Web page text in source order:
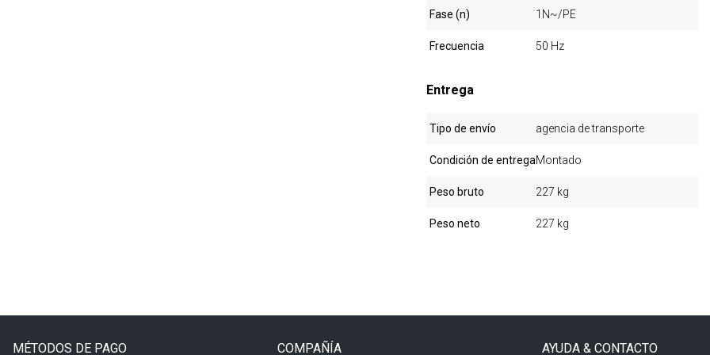
Fase (n) 1N~/PE
Frecuencia 50 Hz
Entrega
Tipo de envío agencia de transporte
Condición de entregaMontado
Peso bruto 227 kg
Peso neto 227 kg
MÉTODOS DE PAGO COMPAÑÍA AYUDA & CONTACTO